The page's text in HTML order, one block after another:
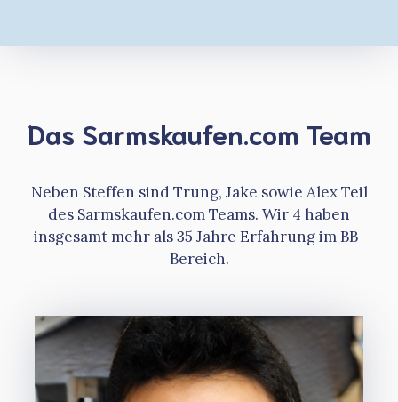
Das Sarmskaufen.com Team
Neben Steffen sind Trung, Jake sowie Alex Teil
des Sarmskaufen.com Teams. Wir 4 haben
insgesamt mehr als 35 Jahre Erfahrung im BB-
Bereich.